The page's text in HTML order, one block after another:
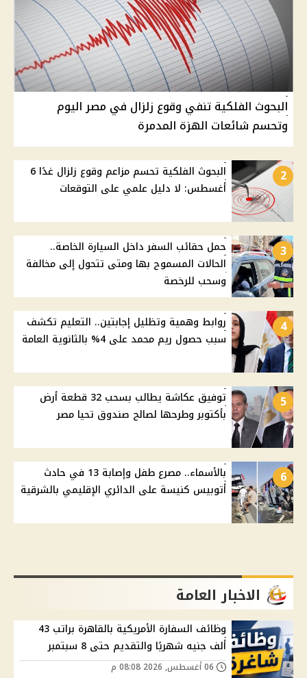
البحوث الفلكية تنفي وقوع زلزال في مصر اليوم
وتحسم شائعات الهزة المدمرة
2
البحوث الفلكية تحسم مزاعم وقوع زلزال غدًا 6
أغسطس: لا دليل علمي على التوقعات
3
حمل حقائب السفر داخل السيارة الخاصة..
الحالات المسموح بها ومتى تتحول إلى مخالفة
وسحب للرخصة
4
روابط وهمية وتظليل إجابتين.. التعليم تكشف
سبب حصول ريم محمد على 4% بالثانوية العامة
5
توفيق عكاشة يطالب بسحب 32 قطعة أرض
بأكتوبر وطرحها لصالح صندوق تحيا مصر
6
بالأسماء.. مصرع طفل وإصابة 13 في حادث
أتوبيس كنيسة على الدائري الإقليمي بالشرقية
الاخبار العامة
وظائف السفارة الأمريكية بالقاهرة براتب 43
ألف جنيه شهريًا والتقديم حتى 8 سبتمبر